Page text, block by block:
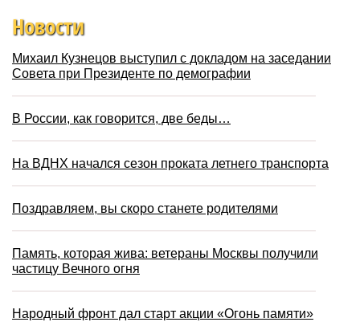
Новости
Михаил Кузнецов выступил с докладом на заседании
Совета при Президенте по демографии
В России, как говорится, две беды…
На ВДНХ начался сезон проката летнего транспорта
Поздравляем, вы скоро станете родителями
Память, которая жива: ветераны Москвы получили
частицу Вечного огня
Народный фронт дал старт акции «Огонь памяти»